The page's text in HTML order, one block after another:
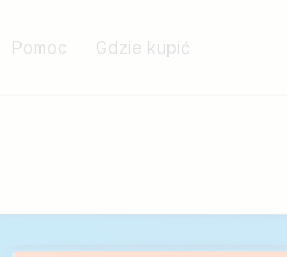
Pomoc Gdzie kupić